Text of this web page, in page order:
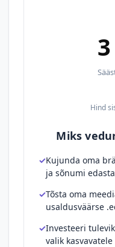
Hind
Miks
Kujunda oma
ja sõnumi
Tõsta oma
usaldusväärse
Investeeri
valik